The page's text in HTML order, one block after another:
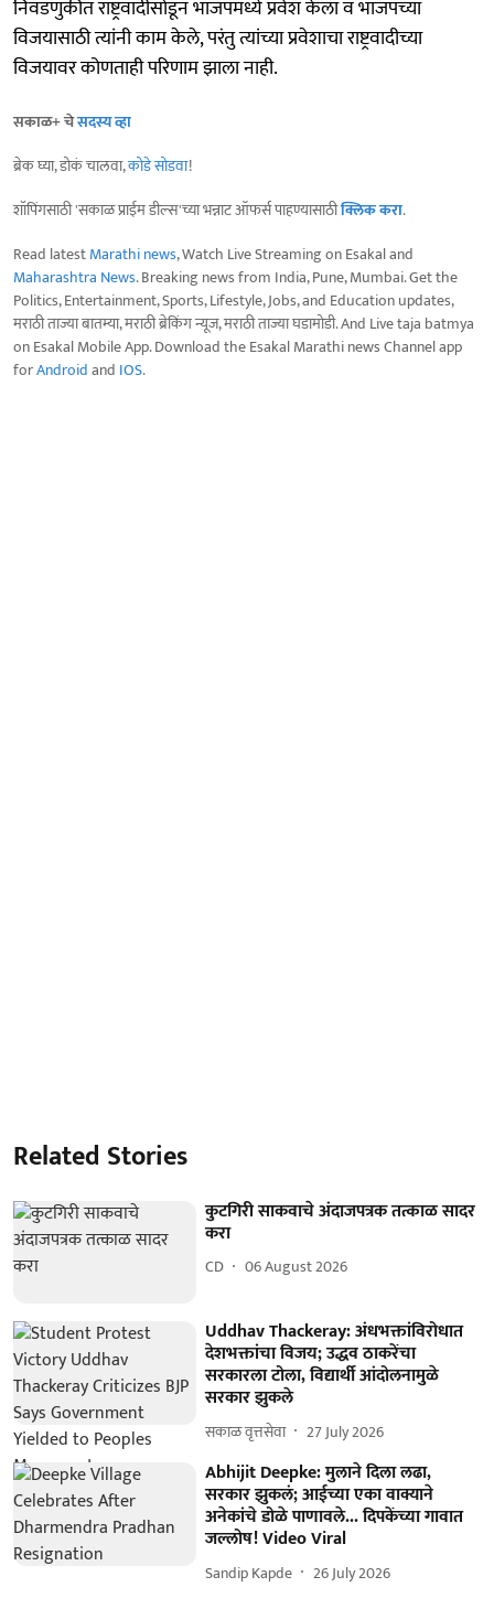
निवडणुकीत राष्ट्रवादीसोडून भाजपमध्ये प्रवेश केला व भाजपच्या
विजयासाठी त्यांनी काम केले, परंतु त्यांच्या प्रवेशाचा राष्ट्रवादीच्या
विजयावर कोणताही परिणाम झाला नाही.
सकाळ+ चेसदस्य व्हा
ब्रेक घ्या, डोकं चालवा,कोडे सोडवा!
शॉपिंगसाठी 'सकाळ प्राईम डील्स'च्या भन्नाट ऑफर्स पाहण्यासाठीक्लिक करा.
Read latestMarathi news, Watch Live Streaming on Esakal and
Maharashtra News. Breaking news from India, Pune, Mumbai. Get the
Politics, Entertainment, Sports, Lifestyle, Jobs, and Education updates,
मराठी ताज्या बातम्या, मराठी ब्रेकिंग न्यूज, मराठी ताज्या घडामोडी. And Live taja batmya
on Esakal Mobile App. Download the Esakal Marathi news Channel app
forAndroidand IOS.
Related Stories
कुटगिरी साकवाचे अंदाजपत्रक तत्काळ सादर
करा
CD 06 August 2026
Uddhav Thackeray: अंधभक्तांविरोधात
देशभक्तांचा विजय; उद्धव ठाकरेंचा
सरकारला टोला, विद्यार्थी आंदोलनामुळे
सरकार झुकले
सकाळ वृत्तसेवा 27 July 2026
Abhijit Deepke: मुलाने दिला लढा,
सरकार झुकलं; आईच्या एका वाक्याने
अनेकांचे डोळे पाणावले... दिपकेंच्या गावात
जल्लोष! Video Viral
Sandip Kapde 26 July 2026